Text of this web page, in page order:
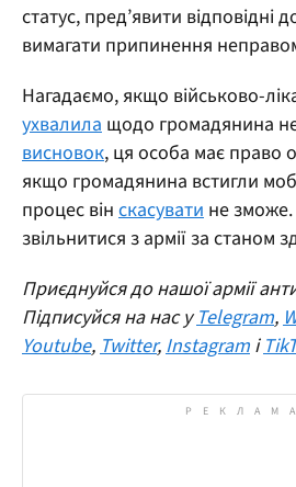
статус, пред’явити відповідні
вимагати припинення
Нагадаємо, якщо військово-
ухвалила щодо громадянина
висновок, ця особа має право
якщо громадянина встигли
процес він скасувати не
звільнитися з армії за станом
Приєднуйся до нашої армії
Підписуйся на нас уTelegram,
Youtube,Twitter,Instagram і